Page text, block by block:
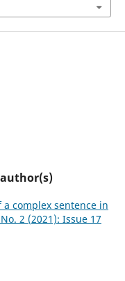
complex sentence in
2 (2021): Issue 17